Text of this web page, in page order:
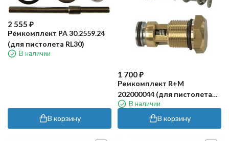
2 555 ₽
Ремкомплект PA 30.2559.24
(для пистолета RL30)
В наличии
В корзину
1 700₽
Ремкомплект R+M
202000044 (для пистолета
ECOLINE)
В наличии
В корзину